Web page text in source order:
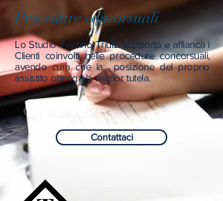
Lo Studio Trizzino Triulzi supporta e affianca i
Clienti coinvolti nelle procedure concorsuali,
avendo cura che la posizione del proprio
assistito ottenga la miglior tutela.
Procedure concorsuali
Contattaci